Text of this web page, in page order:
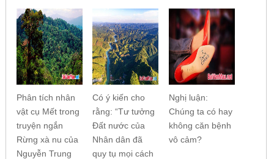
Phân tích nhân
vật cụ Mết trong
truyện ngắn
Rừng xà nu của
Nguyễn Trung
Có ý kiến cho
rằng: “Tư tưởng
Đất nước của
Nhân dân đã
quy tụ mọi cách
Nghị luận:
Chúng ta có hay
không căn bệnh
vô cảm?